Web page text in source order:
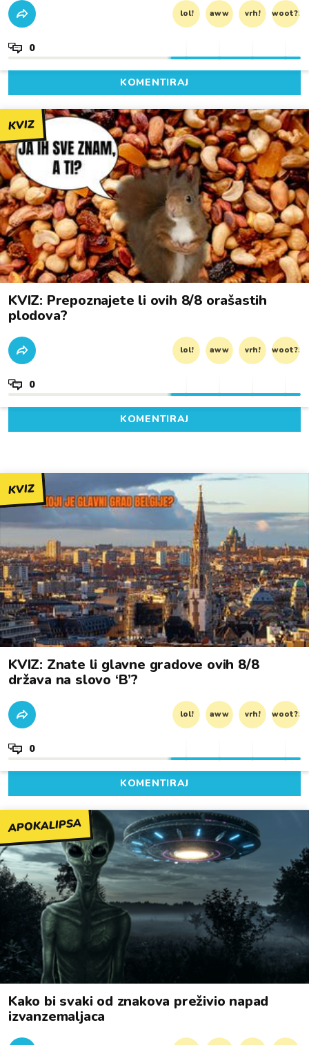
lol! aww vrh! woot?!
0
KOMENTIRAJ
KVIZ
KVIZ: Prepoznajete li ovih 8/8 orašastih
plodova?
lol! aww vrh! woot?!
0
KOMENTIRAJ
KVIZ
KVIZ: Znate li glavne gradove ovih 8/8
država na slovo ‘B’?
lol! aww vrh! woot?!
0
KOMENTIRAJ
APOKALIPSA
Kako bi svaki od znakova preživio napad
izvanzemaljaca